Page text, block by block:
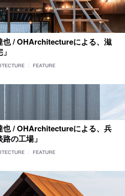
也 / OHArchitectureによる、滋
FEATURE
也 / OHArchitectureによる、兵
の工場」
FEATURE